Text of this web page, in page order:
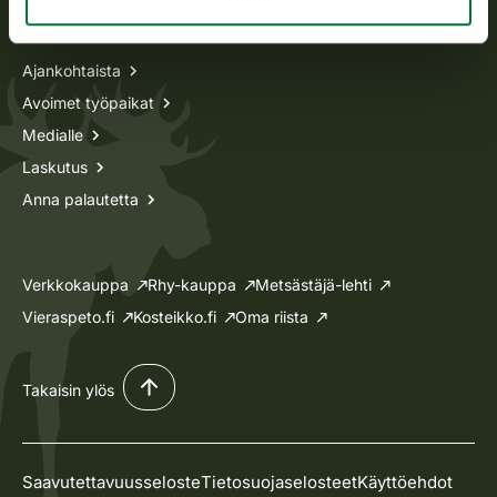
Tietoa meistä
Ajankohtaista
Avoimet työpaikat
Medialle
Laskutus
Anna palautetta
Verkkokauppa Rhy-kauppa
Metsästäjä-lehti
Vieraspeto.fi
Kosteikko.fi Oma riista
Takaisin ylös
SaavutettavuusselosteTietosuojaselosteetKäyttöehdot